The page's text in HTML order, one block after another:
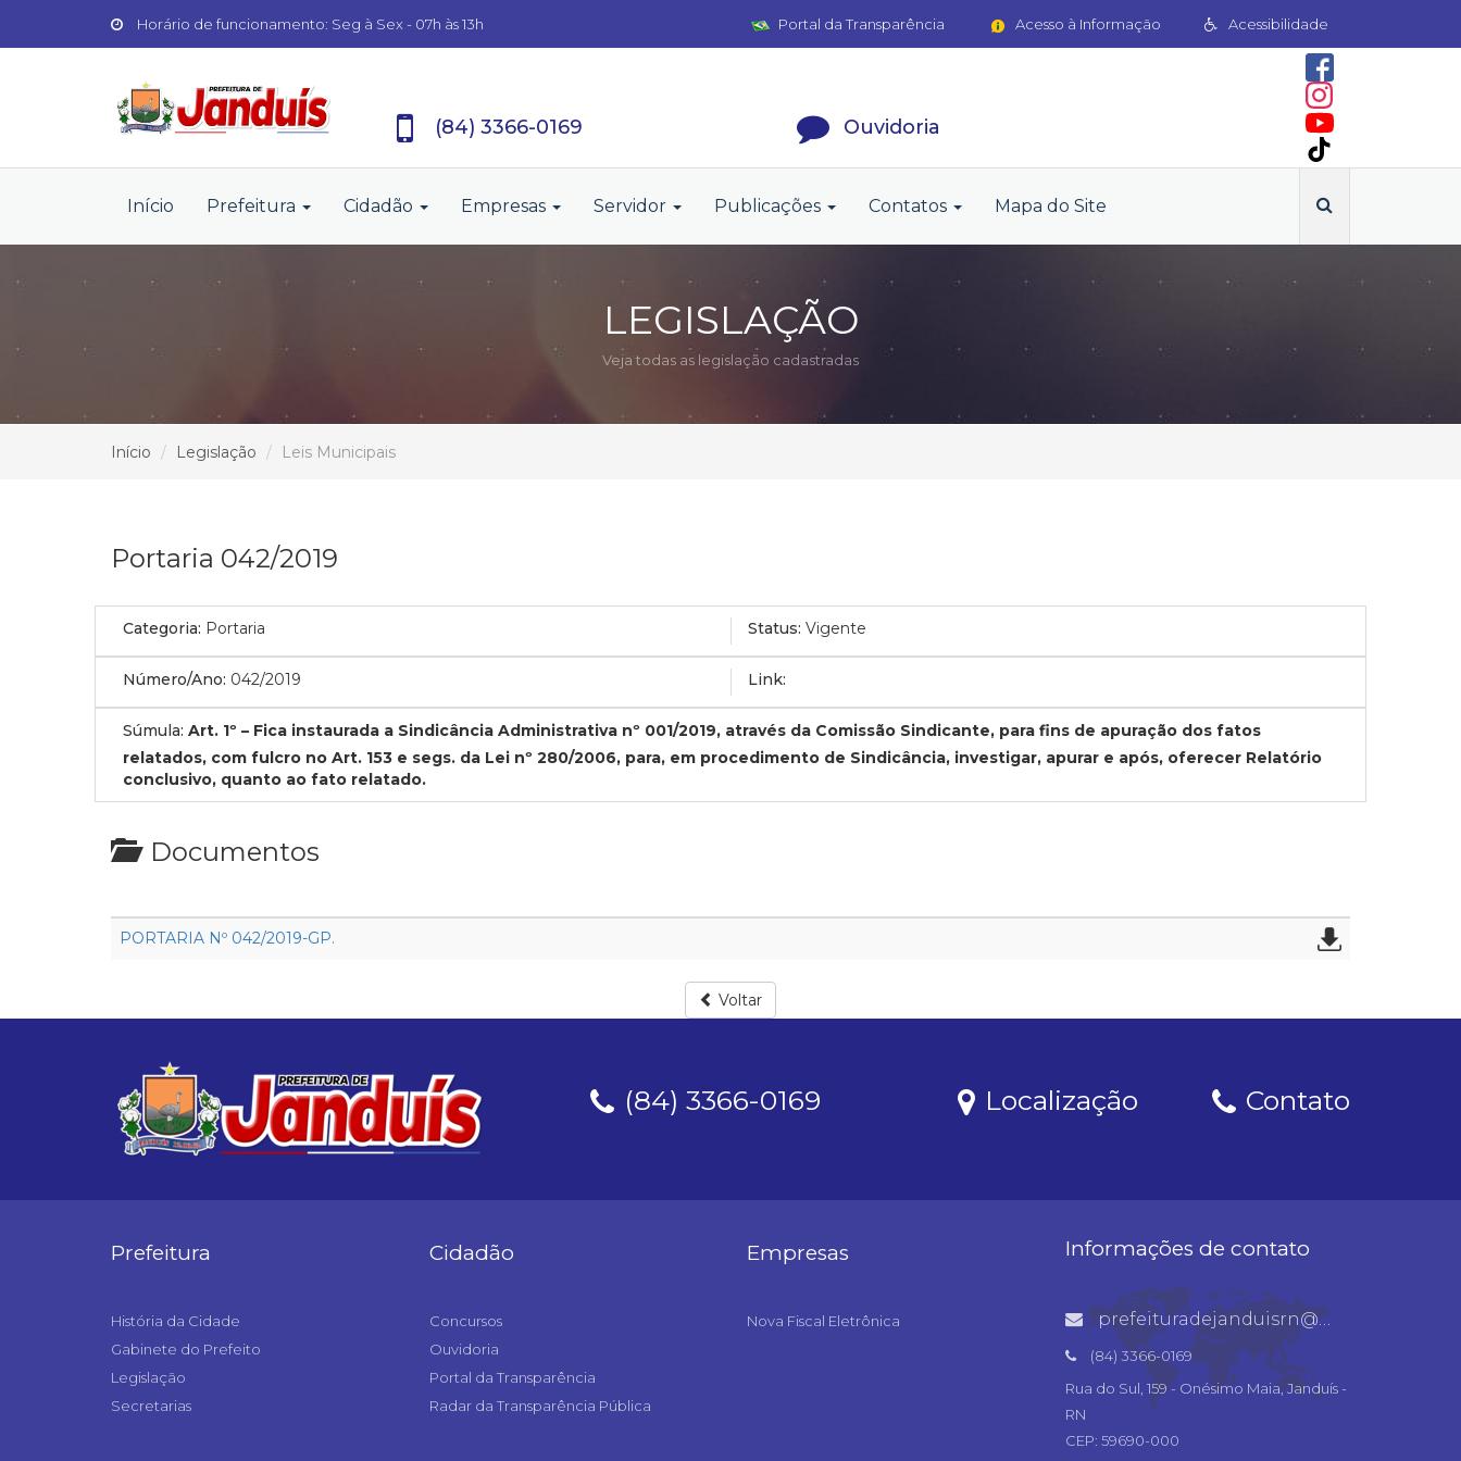
Horário de funcionamento: Seg à Sex - 07h às 13h Acessibilidade
Acesso à Informação
Portal da Transparência
(84) 3366-0169 Ouvidoria
Início Prefeitura Cidadão Empresas Servidor Publicações Contatos Mapa do Site
LEGISLAÇÃO
Veja todas as legislação cadastradas
Início Legislação Leis Municipais
Portaria 042/2019
Categoria: Portaria Status: Vigente
Número/Ano: 042/2019 Link:
Súmula: Art. 1º – Fica instaurada a Sindicância Administrativa nº 001/2019, através da Comissão Sindicante, para fins de apuração dos fatos
relatados, com fulcro no Art. 153 e segs. da Lei nº 280/2006, para, em procedimento de Sindicância, investigar, apurar e após, oferecer Relatório
conclusivo, quanto ao fato relatado.
Documentos
PORTARIA Nº 042/2019-GP.
Voltar
(84) 3366-0169 Localização Contato
Prefeitura
História da Cidade
Gabinete do Prefeito
Legislação
Secretarias
Cidadão
Concursos
Ouvidoria
Portal da Transparência
Radar da Transparência Pública
Empresas
Nova Fiscal Eletrônica
Informações de contato
prefeituradejanduisrn@gmail.com
(84) 3366-0169
Rua do Sul, 159 - Onésimo Maia, Janduís -
RN
CEP: 59690-000